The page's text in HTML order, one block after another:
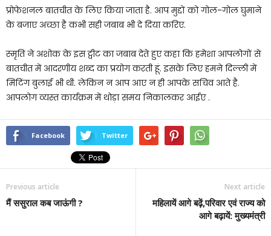
प्रोफेशनल बातचीत के लिए किया जाता है. आप मुद्दों को गोल-गोल घुमाने
के बजाए अच्छा है कभी सही जबाब भी दे दिया करिए.
स्मृति ने अशोक के इस ट्वीट का जबाब देते हुए कहा कि हमेशा आपलोगों से
बातचीत में आदरणीय शब्द का प्रयोग करती हूं. इसके लिए हमने दिल्ली में
मिटिंग बुलाई भी थी. लेकिन न आप आए न ही आपके सचिव आते है.
आपलोग व्यस्त कार्यक्रम में थोड़ा समय निकालकर आईए .
Facebook Twitter
Previous article
मैं ससुराल कब जाऊंगी ?
Next article
महिलायें आगे बढ़ें,परिवार एवं राज्य को
आगे बढ़ायें: मुख्यमंत्री